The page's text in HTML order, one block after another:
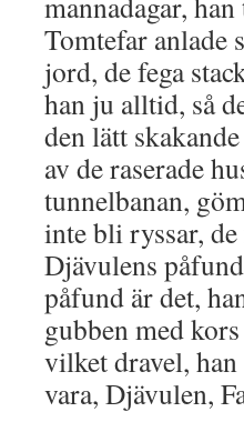
Tomtefar anlade
jord, de fega
han ju alltid, så
den lätt
av de raserade
tunnelbanan,
inte bli ryssar,
Djävulens
påfund är det,
gubben med
vilket dravel,
vara, Djävulen,